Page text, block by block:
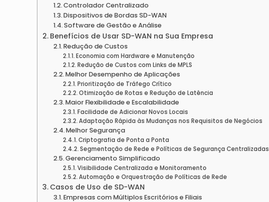
Controlador Centralizado
Dispositivos de Bordas SD-WAN
Software de Gestão e Análise
Benefícios de Usar SD-WAN na Sua Empresa
Redução de Custos
Economia com Hardware e Manutenção
Redução de Custos com Links de MPLS
Melhor Desempenho de Aplicações
Prioritização de Tráfego Crítico
Otimização de Rotas e Redução de Latência
Maior Flexibilidade e Escalabilidade
Facilidade de Adicionar Novos Locais
Adaptação Rápida às Mudanças nos Requisitos de Negócios
Melhor Segurança
Criptografia de Ponta a Ponta
Segmentação de Rede e Políticas de Segurança Centralizadas
Gerenciamento Simplificado
Visibilidade Centralizada e Monitoramento
Automação e Orquestração de Políticas de Rede
Casos de Uso de SD-WAN
Empresas com Múltiplos Escritórios e Filiais